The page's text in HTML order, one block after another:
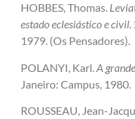
HOBBES, Thomas.
estado eclesiástico e civil.
1979. (Os Pensadores).
POLANYI, Karl. A
Janeiro: Campus, 1980.
ROUSSEAU, Jean-